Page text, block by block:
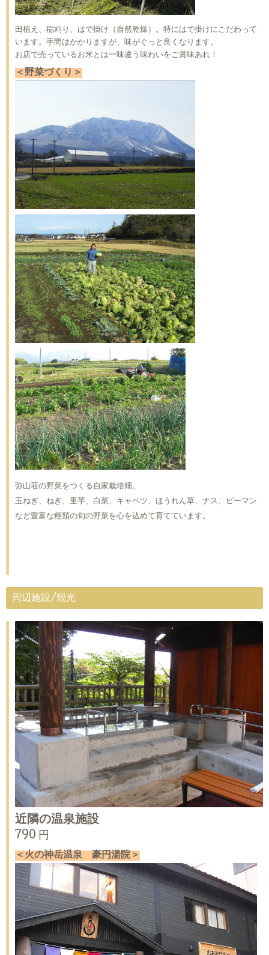
田植え、稲刈り、はで掛け（自然乾燥）。特にはで掛けにこだわって
います。手間はかかりますが、味がぐっと良くなります。
お店で売っているお米とは一味違う味わいをご賞味あれ！
＜野菜づくり＞
弥山荘の野菜をつくる自家栽培畑。
玉ねぎ、ねぎ、里芋、白菜、キャベツ、ほうれん草、ナス、ピーマン
など豊富な種類の旬の野菜を心を込めて育てています。
周辺施設/観光
近隣の温泉施設
790 円
＜火の神岳温泉 豪円湯院＞